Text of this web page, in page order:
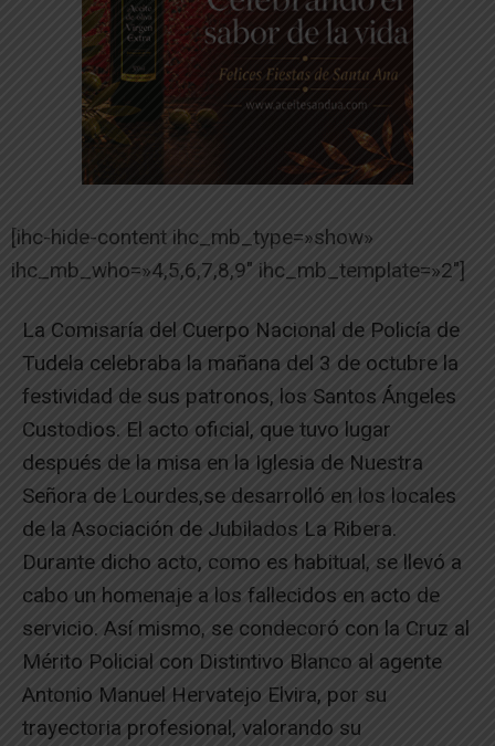
[ihc-hide-content ihc_mb_type=»show»
ihc_mb_who=»4,5,6,7,8,9″ ihc_mb_template=»2″]
La Comisaría del Cuerpo Nacional de Policía de
Tudela celebraba la mañana del 3 de octubre la
festividad de sus patronos, los Santos Ángeles
Custodios. El acto oficial, que tuvo lugar
después de la misa en la Iglesia de Nuestra
Señora de Lourdes,se desarrolló en los locales
de la Asociación de Jubilados La Ribera.
Durante dicho acto, como es habitual, se llevó a
cabo un homenaje a los fallecidos en acto de
servicio. Así mismo, se condecoró con la Cruz al
Mérito Policial con Distintivo Blanco al agente
Antonio Manuel Hervatejo Elvira, por su
trayectoria profesional, valorando su